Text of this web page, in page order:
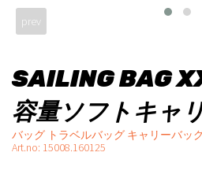
prev
SAILING BAG
容量ソフトキャ
バッグ トラベルバッグ キャリーバッ
Art.no: 15008.160125